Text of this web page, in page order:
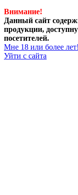
Внимание!
Данный сайт
продукции,
посетителей.
Мне 18 или более лет!
Уйти с сайта